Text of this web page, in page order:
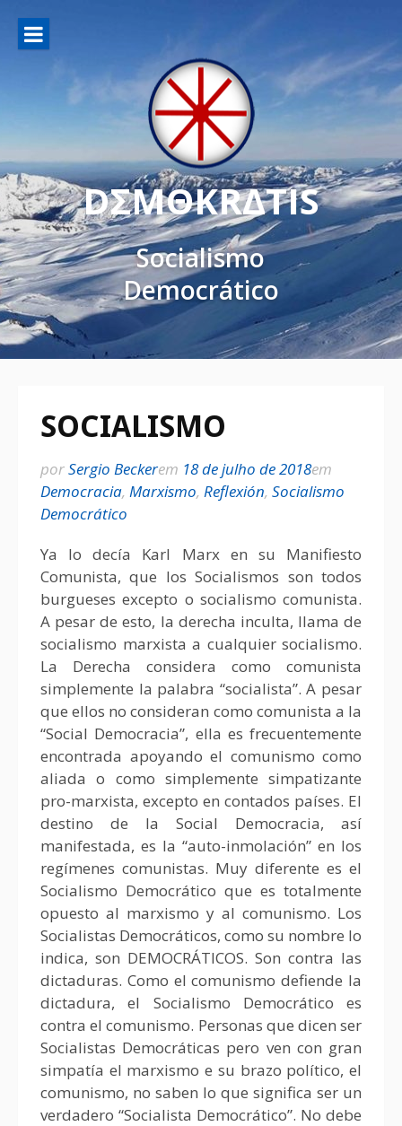
DΣMΘKRΔTIS
Socialismo
Democrático
SOCIALISMO
porSergio Beckerem 18 de julho de 2018em
Democracia, Marxismo, Reflexión, Socialismo
Democrático
Ya lo decía Karl Marx en su Manifiesto
Comunista, que los Socialismos son todos
burgueses excepto o socialismo comunista.
A pesar de esto, la derecha inculta, llama de
socialismo marxista a cualquier socialismo.
La Derecha considera como comunista
simplemente la palabra “socialista”. A pesar
que ellos no consideran como comunista a la
“Social Democracia”, ella es frecuentemente
encontrada apoyando el comunismo como
aliada o como simplemente simpatizante
pro-marxista, excepto en contados países. El
destino de la Social Democracia, así
manifestada, es la “auto-inmolación” en los
regímenes comunistas. Muy diferente es el
Socialismo Democrático que es totalmente
opuesto al marxismo y al comunismo. Los
Socialistas Democráticos, como su nombre lo
indica, son DEMOCRÁTICOS. Son contra las
dictaduras. Como el comunismo defiende la
dictadura, el Socialismo Democrático es
contra el comunismo. Personas que dicen ser
Socialistas Democráticas pero ven con gran
simpatía el marxismo e su brazo político, el
comunismo, no saben lo que significa ser un
verdadero “Socialista Democrático”. No debe